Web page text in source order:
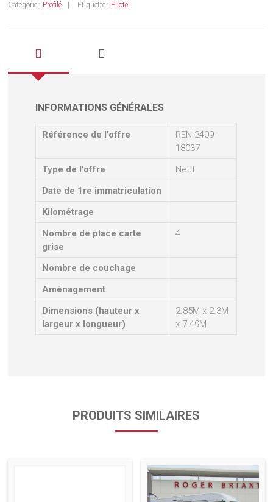
Catégorie : Profilé Étiquette : Pilote
INFORMATIONS GÉNÉRALES
Référence de l'offre
REN-2409-
18037
Type de l'offre
Neuf
Date de 1re immatriculation
Kilométrage
Nombre de place carte
grise
4
Nombre de couchage
Aménagement
Dimensions (hauteur x
largeur x longueur)
2.85M x 2.3M
x 7.49M
PRODUITS SIMILAIRES